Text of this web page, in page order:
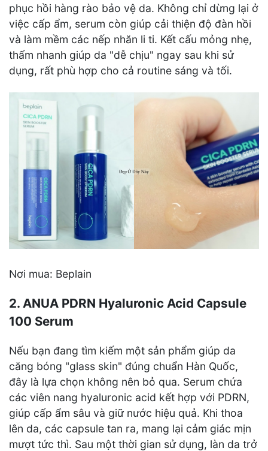
phục hồi hàng rào bảo vệ da. Không chỉ dừng lại ở
việc cấp ẩm, serum còn giúp cải thiện độ đàn hồi
và làm mềm các nếp nhăn li ti. Kết cấu mỏng nhẹ,
thấm nhanh giúp da "dễ chịu" ngay sau khi sử
dụng, rất phù hợp cho cả routine sáng và tối.
Nơi mua: Beplain
2. ANUA PDRN Hyaluronic Acid Capsule
100 Serum
Nếu bạn đang tìm kiếm một sản phẩm giúp da
căng bóng "glass skin" đúng chuẩn Hàn Quốc,
đây là lựa chọn không nên bỏ qua. Serum chứa
các viên nang hyaluronic acid kết hợp với PDRN,
giúp cấp ẩm sâu và giữ nước hiệu quả. Khi thoa
lên da, các capsule tan ra, mang lại cảm giác mịn
mượt tức thì. Sau một thời gian sử dụng, làn da trở